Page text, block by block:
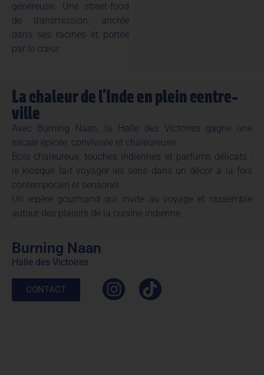
généreuse. Une street-food
de transmission, ancrée
dans ses racines et portée
par le cœur.
Burning Naan
Halle des Victoires
CONTACT
La chaleur de l’Inde en plein centre-
ville
Avec Burning Naan, la Halle des Victoires gagne une
escale épicée, conviviale et chaleureuse.
Bois chaleureux, touches indiennes et parfums délicats :
le kiosque fait voyager les sens dans un décor à la fois
contemporain et sensoriel.
Un repère gourmand qui invite au voyage et rassemble
autour des plaisirs de la cuisine indienne.